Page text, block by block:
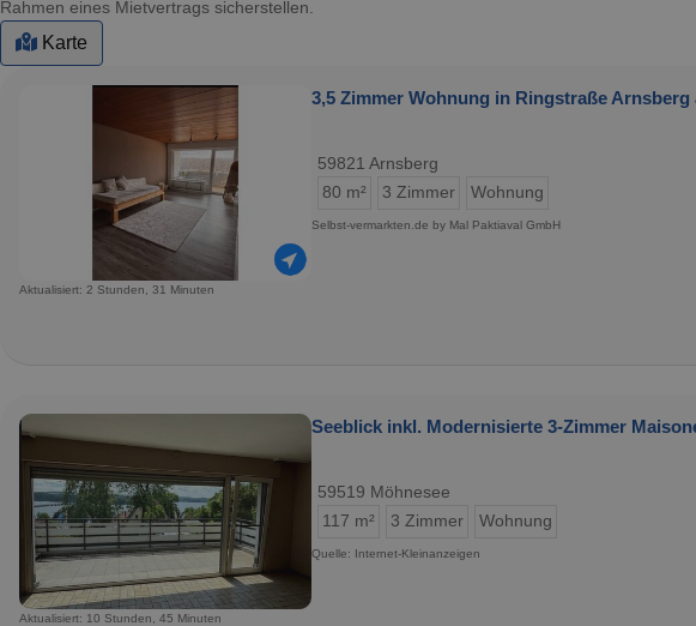
Rahmen eines Mietvertrags sicherstellen.
Karte
3,5 Zimmer Wohnung in Ringstraße
59821 Arnsberg
80 m²
3 Zimmer Wohnung
Selbst-vermarkten.de by Mal Paktiaval GmbH
Aktualisiert: 2 Stunden, 31 Minuten
Seeblick inkl. Modernisierte 3-Zimmer
59519 Möhnesee
117 m²
3 Zimmer Wohnung
Quelle: Internet-Kleinanzeigen
Aktualisiert: 10 Stunden, 45 Minuten